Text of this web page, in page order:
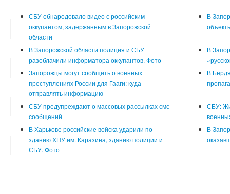
СБУ обнародовало видео с российским
оккупантом, задержанным в Запорожской
области
В
В Запорожской области полиция и СБУ
разоблачили информатора оккупантов. Фото
В
Запорожцы могут сообщить о военных
преступлениях России для Гааги: куда
отправлять информацию
В
СБУ предупреждают о массовых рассылках смс-
сообщений
СБУ:
В Харькове российские войска ударили по
зданию ХНУ им. Каразина, зданию полиции и
СБУ. Фото
В